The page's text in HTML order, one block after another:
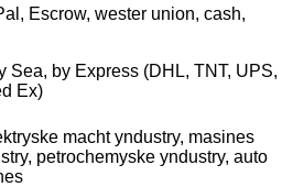
Escrow, wester union, cash,
Sea, by Express (DHL, TNT, UPS,
Ex)
macht yndustry, masines
petrochemyske yndustry, auto